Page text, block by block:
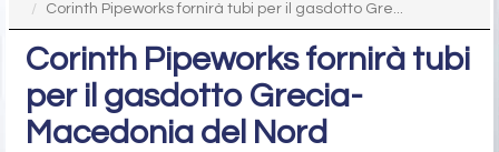
Corinth Pipeworks fornirà tubi per il gasdotto Gre...
Corinth Pipeworks fornirà tubi
per il gasdotto Grecia-
Macedonia del Nord